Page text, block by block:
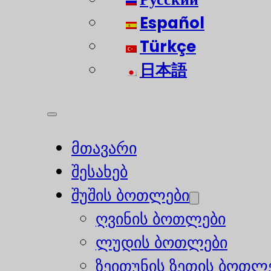
Español
Türkçe
日本語
მთავარი
შესახებ
შუშის ბოთლები
ღვინის ბოთლები
ლუდის ბოთლები
ზეითუნის ზეთის